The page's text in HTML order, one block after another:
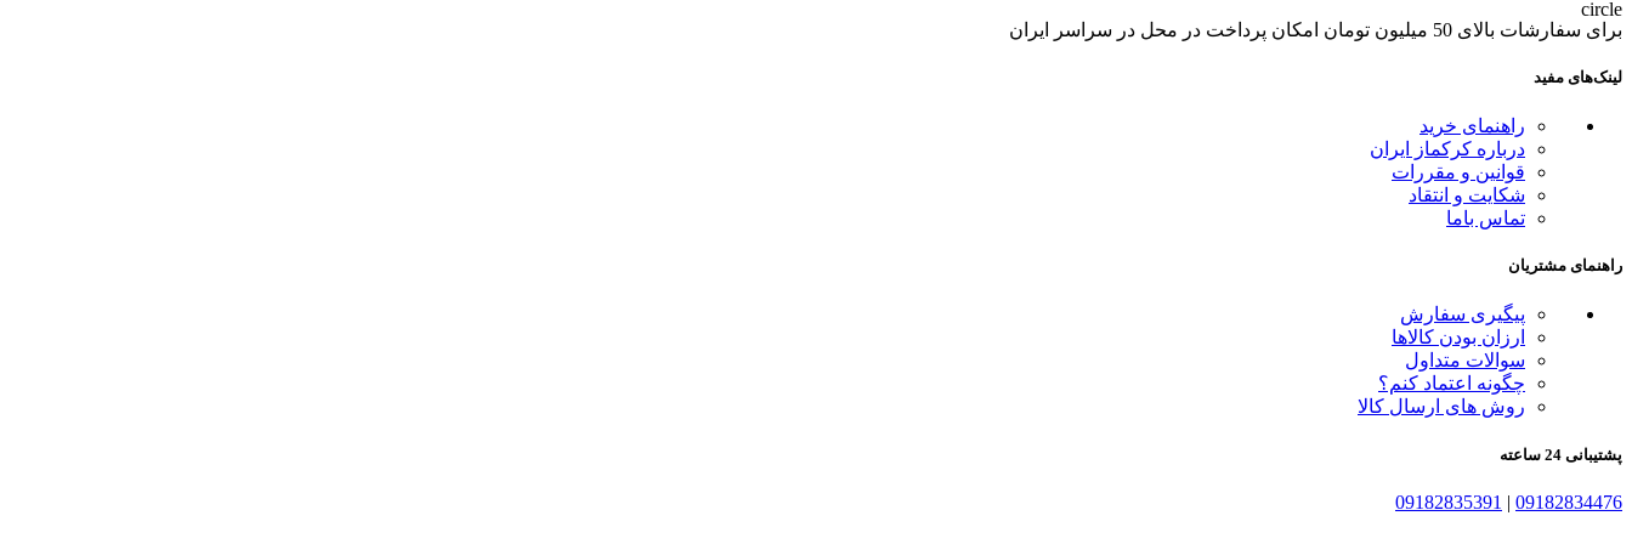
برای سفارشات بالای 50 میلیون تومان امکان پرداخت در محل در سراسر ایران
لینک‌های مفید
راهنمای خرید
درباره کرکماز ایران
قوانین و مقررات
شکایت و انتقاد
تماس باما
راهنمای مشتریان
پیگیری سفارش
ارزان بودن کالاها
سوالات متداول
چگونه اعتماد کنم؟
روش های ارسال کالا
پشتیبانی 24 ساعته
09182834476
|
09182835391